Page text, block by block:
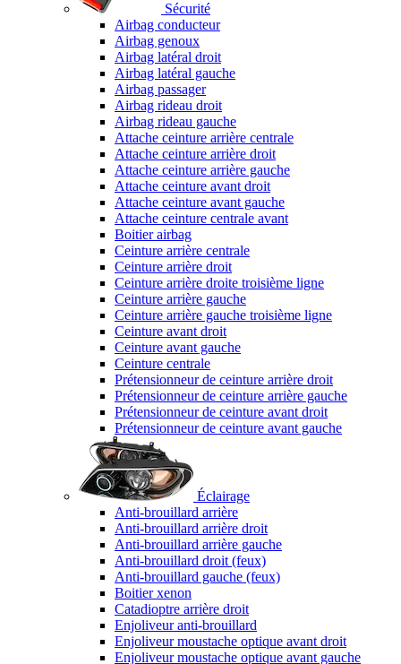
Sécurité
Airbag conducteur
Airbag genoux
Airbag latéral droit
Airbag latéral gauche
Airbag passager
Airbag rideau droit
Airbag rideau gauche
Attache ceinture arrière centrale
Attache ceinture arrière droit
Attache ceinture arrière gauche
Attache ceinture avant droit
Attache ceinture avant gauche
Attache ceinture centrale avant
Boitier airbag
Ceinture arrière centrale
Ceinture arrière droit
Ceinture arrière droite troisième ligne
Ceinture arrière gauche
Ceinture arrière gauche troisième ligne
Ceinture avant droit
Ceinture avant gauche
Ceinture centrale
Prétensionneur de ceinture arrière droit
Prétensionneur de ceinture arrière gauche
Prétensionneur de ceinture avant droit
Prétensionneur de ceinture avant gauche
Éclairage
Anti-brouillard arrière
Anti-brouillard arrière droit
Anti-brouillard arrière gauche
Anti-brouillard droit (feux)
Anti-brouillard gauche (feux)
Boitier xenon
Catadioptre arrière droit
Enjoliveur anti-brouillard
Enjoliveur moustache optique avant droit
Enjoliveur moustache optique avant gauche